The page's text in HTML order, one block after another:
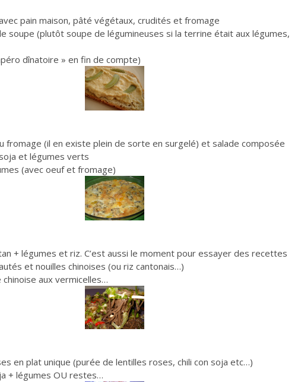
pain maison, pâté végétaux, crudités et fromage
soupe (plutôt soupe de légumineuses si la terrine était aux légumes,
dînatoire » en fin de compte)
fromage (il en existe plein de sorte en surgelé) et salade composée
et légumes verts
(avec oeuf et fromage)
+ légumes et riz. C’est aussi le moment pour essayer des recettes
et nouilles chinoises (ou riz cantonais…)
aux vermicelles…
en plat unique (purée de lentilles roses, chili con soja etc…)
+ légumes OU restes…